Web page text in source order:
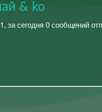
& ko
за сегодня 0 сообщений